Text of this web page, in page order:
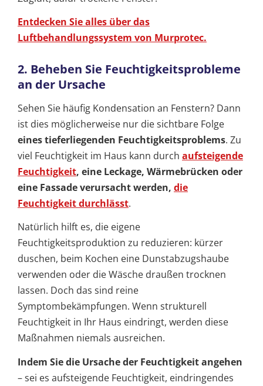
Entdecken Sie alles über das
Luftbehandlungssystem von Murprotec.
2. Beheben Sie Feuchtigkeitsprobleme
an der Ursache
Sehen Sie häufig Kondensation an Fenstern? Dann
ist dies möglicherweise nur die sichtbare Folge
eines tieferliegenden Feuchtigkeitsproblems. Zu
viel Feuchtigkeit im Haus kann durch aufsteigende
Feuchtigkeit, eine Leckage, Wärmebrücken oder
eine Fassade verursacht werden, die
Feuchtigkeit durchlässt.
Natürlich hilft es, die eigene
Feuchtigkeitsproduktion zu reduzieren: kürzer
duschen, beim Kochen eine Dunstabzugshaube
verwenden oder die Wäsche draußen trocknen
lassen. Doch das sind reine
Symptombekämpfungen. Wenn strukturell
Feuchtigkeit in Ihr Haus eindringt, werden diese
Maßnahmen niemals ausreichen.
Indem Sie die Ursache der Feuchtigkeit angehen
– sei es aufsteigende Feuchtigkeit, eindringendes